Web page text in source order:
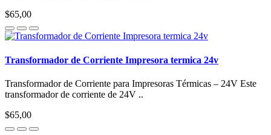
$65,00
Transformador de Corriente Impresora termica 24v
Transformador de Corriente para Impresoras Térmicas – 24V Este
transformador de corriente de 24V ..
$65,00